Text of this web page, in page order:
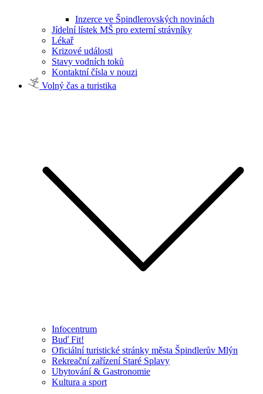
Inzerce ve Špindlerovských novinách
Jídelní lístek MŠ pro externí strávníky
Lékař
Krizové události
Stavy vodních toků
Kontaktní čísla v nouzi
Volný čas a turistika
Infocentrum
Buď Fit!
Oficiální turistické stránky města Špindlerův Mlýn
Rekreační zařízení Staré Splavy
Ubytování & Gastronomie
Kultura a sport